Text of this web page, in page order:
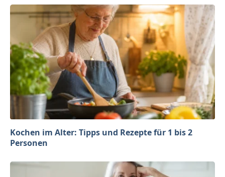
Kochen im Alter: Tipps und Rezepte für 1 bis 2
Personen